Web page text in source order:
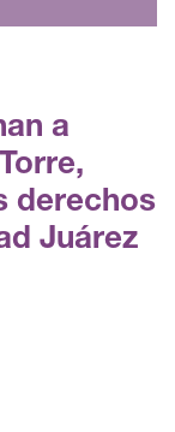
a
derechos
Juárez